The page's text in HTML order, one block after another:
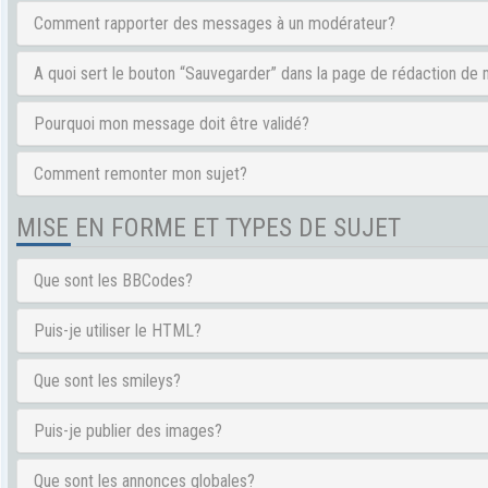
Comment rapporter des messages à un modérateur?
A quoi sert le bouton “Sauvegarder” dans la page de rédaction de
Pourquoi mon message doit être validé?
Comment remonter mon sujet?
MISE EN FORME ET TYPES DE SUJET
Que sont les BBCodes?
Puis-je utiliser le HTML?
Que sont les smileys?
Puis-je publier des images?
Que sont les annonces globales?